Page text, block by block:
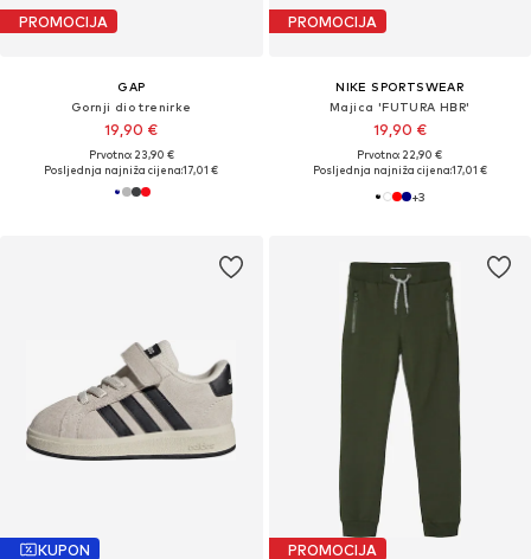
PROMOCIJA
GAP
Gornji dio trenirke
19,90 €
Prvotno: 23,90 €
Posljednja najniža cijena:17,01 €
PROMOCIJA
NIKE SPORTSWEAR
Majica 'FUTURA HBR'
19,90 €
Prvotno: 22,90 €
Posljednja najniža cijena:17,01 €
+3
KUPON PROMOCIJA